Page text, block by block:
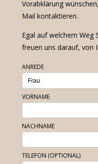
Vorabklärung
Mail kontaktieren.
Egal auf welchem Weg
freuen uns darauf, von
ANREDE
VORNAME
NACHNAME
TELEFON (OPTIONAL)